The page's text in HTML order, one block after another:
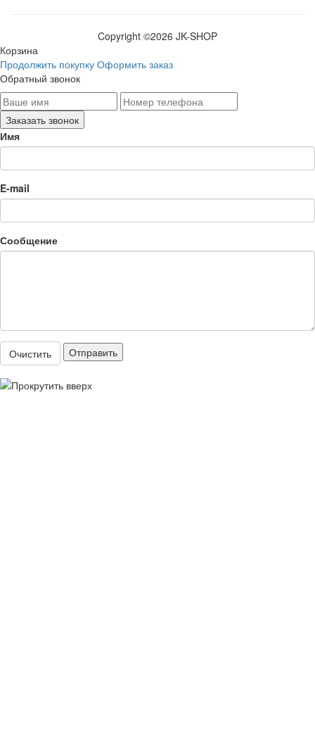
Copyright ©2026 JK-SHOP
Корзина
Продолжить покупку Оформить заказ
Обратный звонок
Имя
E-mail
Сообщение
Очистить Отправить